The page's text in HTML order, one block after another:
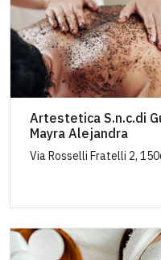
Artestetica S.n.c.di
Mayra Alejandra
Via Rosselli Fratelli 2,